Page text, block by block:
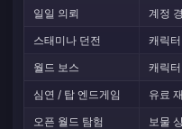
일일 의뢰
계정
스태미나 던전
캐릭
월드 보스
캐릭
심연 / 탑 엔드게임
유료
오픈 월드 탐험
보물